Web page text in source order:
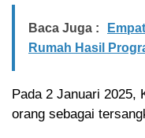
Baca Juga :
Rumah Hasil
Pada 2 Januari 2025,
orang sebagai